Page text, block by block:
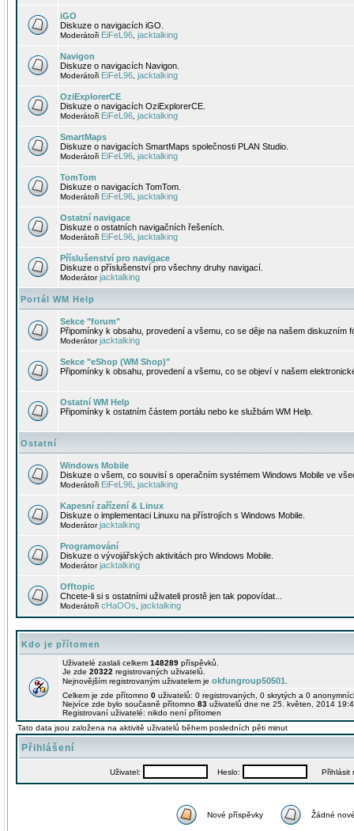
iGO
Diskuze o navigacích iGO.
Moderátoři EiFeL96 jacktalking
Navigon
Diskuze o navigacích Navigon.
Moderátoři EiFeL96 jacktalking
OziExplorerCE
Diskuze o navigacích OziExplorerCE.
Moderátoři EiFeL96 jacktalking
SmartMaps
Diskuze o navigacích SmartMaps společnosti PLAN Studio.
Moderátoři EiFeL96 jacktalking
TomTom
Diskuze o navigacích TomTom.
Moderátoři EiFeL96 jacktalking
Ostatní navigace
Diskuze o ostatních navigačních řešeních.
Moderátoři EiFeL96 jacktalking
Příslušenství pro navigace
Diskuze o příslušenství pro všechny druhy navigací.
Moderátorjacktalking
Portál WM Help
Sekce "forum"
Připomínky k obsahu, provedení a všemu, co se děje na našem diskuzním
Moderátorjacktalking
Sekce "eShop (WM Shop)"
Připomínky k obsahu, provedení a všemu, co se objeví v našem
Ostatní WM Help
Připomínky k ostatním částem portálu nebo ke službám WM Help.
Ostatní
Windows Mobile
Diskuze o všem, co souvisí s operačním systémem Windows Mobile ve
Moderátoři EiFeL96 jacktalking
Kapesní zařízení & Linux
Diskuze o implementaci Linuxu na přístrojích s Windows Mobile.
Moderátorjacktalking
Programování
Diskuze o vývojářských aktivitách pro Windows Mobile.
Moderátorjacktalking
Offtopic
Chcete-li si s ostatními uživateli prostě jen tak popovídat...
Moderátoři cHaOOs jacktalking
Kdo je přítomen
Uživatelé zaslali celkem 148289 příspěvků.
Je zde 20322 registrovaných uživatelů.
Nejnovějším registrovaným uživatelem je okfungroup50501
Celkem je zde přítomno 0 uživatelů: 0 registrovaných, 0 skrytých a 0
Nejvíce zde bylo současně přítomno 83 uživatelů dne ne 25. květen, 2014
Registrovaní uživatelé: nikdo není přítomen
Tato data jsou založena na aktivitě uživatelů během posledních pěti minut
Přihlášení
Uživatel: Heslo: Přihlásit
Nové příspěvky Žádné